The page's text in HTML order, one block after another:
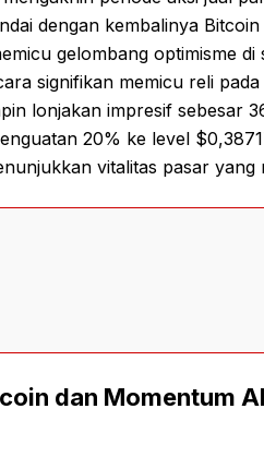
dengan kembalinya
gelombang optimisme
signifikan memicu reli
lonjakan impresif sebesar
20% ke level
vitalitas pasar yang
dan Momentum